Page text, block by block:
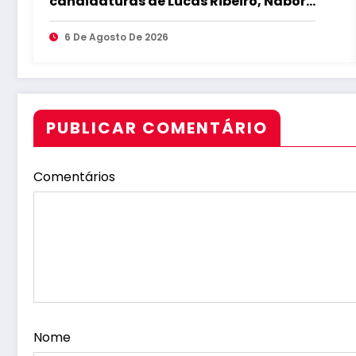
Hugo Motta e Danielle do Vale durante
convenção
6 De Agosto De 2026
PUBLICAR COMENTÁRIO
Comentários
Nome